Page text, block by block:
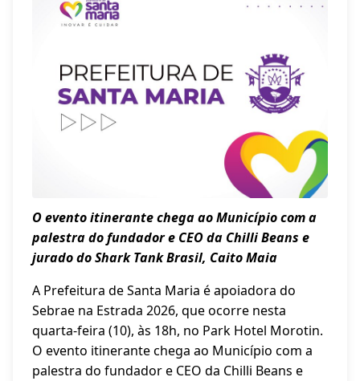
O evento itinerante chega ao Município com a
palestra do fundador e CEO da Chilli Beans e
jurado do Shark Tank Brasil, Caito Maia
A Prefeitura de Santa Maria é apoiadora do
Sebrae na Estrada 2026, que ocorre nesta
quarta-feira (10), às 18h, no Park Hotel Morotin.
O evento itinerante chega ao Município com a
palestra do fundador e CEO da Chilli Beans e